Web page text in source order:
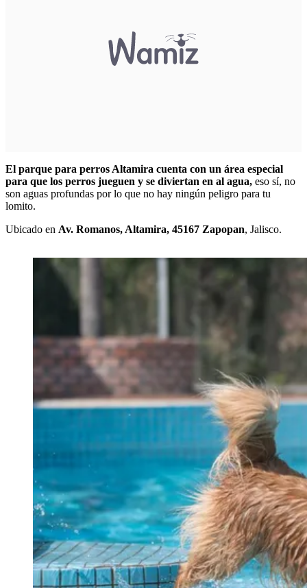
El parque para perros Altamira cuenta con un área especial
para que los perros jueguen y se diviertan en al agua, eso sí, no
son aguas profundas por lo que no hay ningún peligro para tu
lomito.
Ubicado en Av. Romanos, Altamira, 45167 Zapopan, Jalisco.